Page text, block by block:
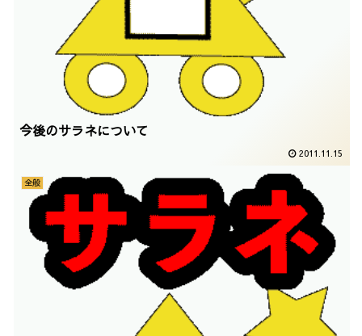
今後のサラネについて
2011.11.15
全般